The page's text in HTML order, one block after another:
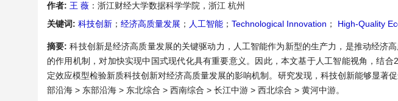
作者: 王 薇 ：浙江财经大学数据科学学院，浙江 杭州
关键词: 科技创新 ； 经济高质量发展 ； 人工智能 ； Technological Innovation ； High-Quality
摘要:科技创新是经济高质量发展的关键驱动力，人工智能作为新型的生产力，是推动经济
的作用机制，对加快实现中国式现代化具有重要意义。因此，本文基于人工智能视角，结
定效应模型检验新质科技创新对经济高质量发展的影响机制。研究发现，科技创新能够显著
部沿海 > 东部沿海 > 东北综合 > 西南综合 > 长江中游 > 西北综合 > 黄河中游。